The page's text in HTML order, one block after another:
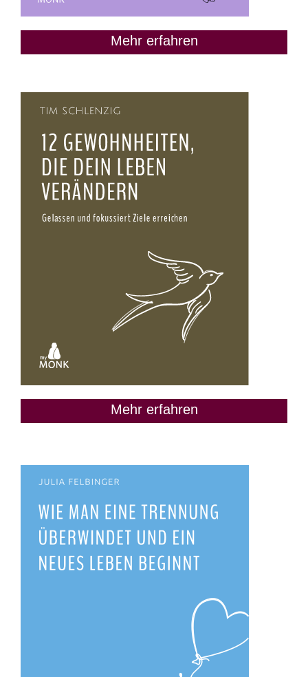
Mehr erfahren
Mehr erfahren